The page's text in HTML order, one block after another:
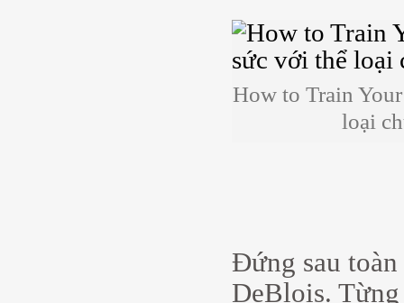
How to Train
loại
Đứng sau
DeBlois.